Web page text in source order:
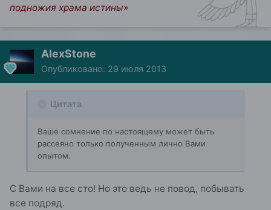
подножия храма истины»
AlexStone
Опубликовано: 29 июля 2013
Цитата
Ваше сомнение по настоящему может быть
рассеяно только полученным лично Вами
опытом.
С Вами на все сто! Но это ведь не повод, побывать
все подряд.